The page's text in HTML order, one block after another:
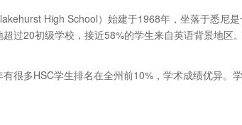
High School）始建于1968年，坐落于悉尼
过20初级学校，接近58%的学生来自英语背景地区
很多HSC学生排名在全州前10%，学术成绩优异。